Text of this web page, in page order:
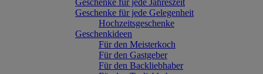
Geschenke für jede Jahreszeit
Geschenke für jede Gelegenheit
Hochzeitsgeschenke
Geschenkideen
Für den Meisterkoch
Für den Gastgeber
Für den Backliebhaber